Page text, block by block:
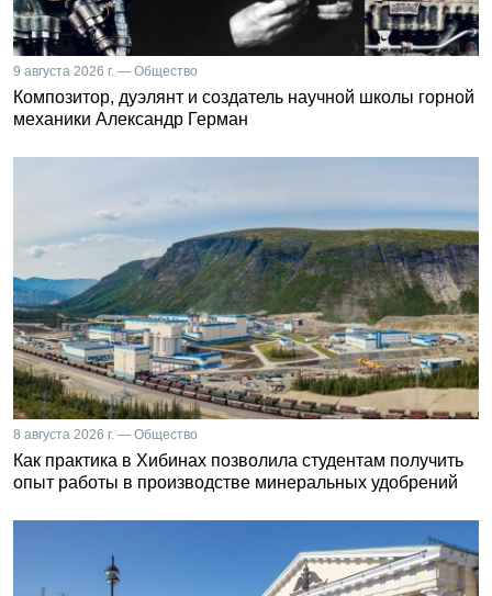
9 августа 2026 г. — Общество
Композитор, дуэлянт и создатель научной школы горной
механики Александр Герман
8 августа 2026 г. — Общество
Как практика в Хибинах позволила студентам получить
опыт работы в производстве минеральных удобрений